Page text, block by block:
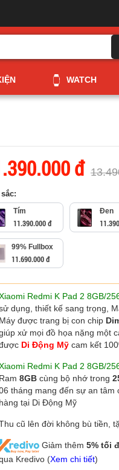
WATCH
đ
Tím
11.390.000 đ
Đen
99% Fullbox
11.690.000 đ
Redmi K Pad 2 8GB/
dụng, thiết kế sang trọng,
Máy được trang bị con chip
xử mọi đồ họa nặng một
Di Động Mỹ cam kết
Redmi K Pad 2 8GB/
Ram 8GB cùng bộ nhớ trong
tháng mang đến sự an tâm
hàng tại Di Động Mỹ
cũ lên đời không bù tiền,
Giảm thêm 5% tối
Kredivo (Xem chi tiết)